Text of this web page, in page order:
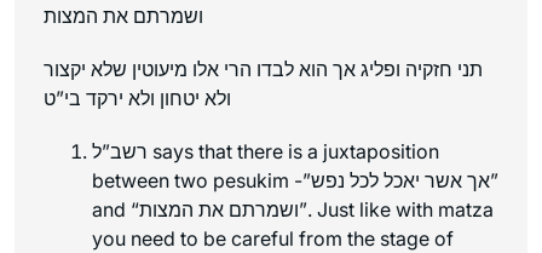
ושמרתם את המצות
תני חזקיה ופליג אך הוא לבדו הרי אלו מיעוטין שלא יקצור
ולא יטחון ולא ירקד בי”ט
רשב”ל says that there is a juxtaposition
between two pesukim -”אך אשר יאכל לכל נפש”
and “ושמרתם את המצות”. Just like with matza
you need to be careful from the stage of